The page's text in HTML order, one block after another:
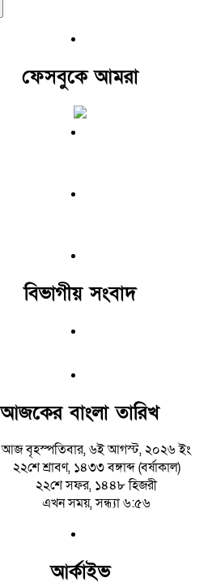
ফেসবুকে আমরা
বিভাগীয় সংবাদ
আজকের বাংলা তারিখ
আজ বৃহস্পতিবার, ৬ই আগস্ট, ২০২৬ ইং
২২শে শ্রাবণ, ১৪৩৩ বঙ্গাব্দ (বর্ষাকাল)
২২শে সফর, ১৪৪৮ হিজরী
এখন সময়, সন্ধ্যা ৬:৫৬
আর্কাইভ